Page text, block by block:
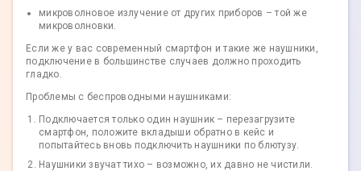
микроволновое излучение от других приборов – той же
микроволновки.
Если же у вас современный смартфон и такие же наушники,
подключение в большинстве случаев должно проходить
гладко.
Проблемы с беспроводными наушниками:
Подключается только один наушник – перезагрузите
смартфон, положите вкладыши обратно в кейс и
попытайтесь вновь подключить наушники по блютузу.
Наушники звучат тихо – возможно, их давно не чистили.